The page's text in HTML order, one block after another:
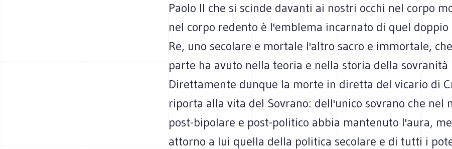
Paolo II che si scinde davanti ai nostri occhi nel corpo
nel corpo redento è l'emblema incarnato di quel doppio
Re, uno secolare e mortale l'altro sacro e immortale,
parte ha avuto nella teoria e nella storia della sovranità
Direttamente dunque la morte in diretta del vicario di
riporta alla vita del Sovrano: dell'unico sovrano che nel
post-bipolare e post-politico abbia mantenuto l'aura,
attorno a lui quella della politica secolare e di tutti i